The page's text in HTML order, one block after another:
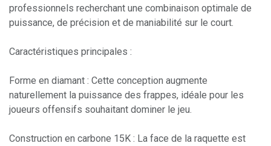
professionnels recherchant une combinaison optimale de
puissance, de précision et de maniabilité sur le court.
Caractéristiques principales :
Forme en diamant : Cette conception augmente
naturellement la puissance des frappes, idéale pour les
joueurs offensifs souhaitant dominer le jeu.
Construction en carbone 15K : La face de la raquette est